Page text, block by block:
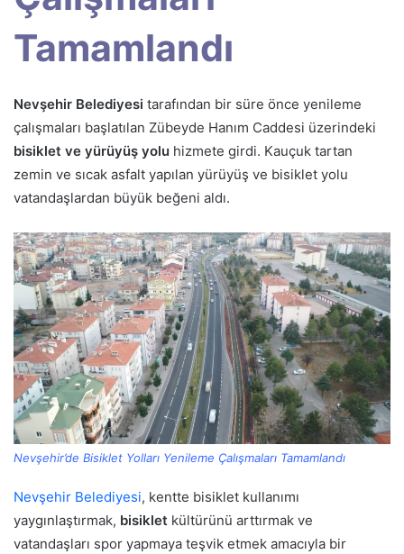
Tamamlandı
Nevşehir Belediyesi tarafından bir süre önce yenileme
çalışmaları başlatılan Zübeyde Hanım Caddesi üzerindeki
bisiklet ve yürüyüş yolu hizmete girdi. Kauçuk tartan
zemin ve sıcak asfalt yapılan yürüyüş ve bisiklet yolu
vatandaşlardan büyük beğeni aldı.
Nevşehir’de Bisiklet Yolları Yenileme Çalışmaları Tamamlandı
Nevşehir Belediyesi, kentte bisiklet kullanımı
yaygınlaştırmak, bisiklet kültürünü arttırmak ve
vatandaşları spor yapmaya teşvik etmek amacıyla bir